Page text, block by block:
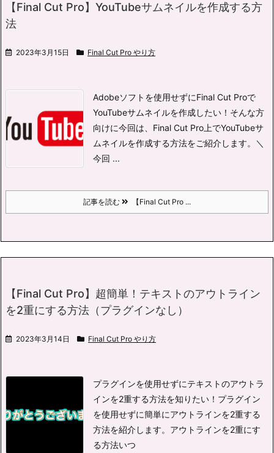
【Final Cut Pro】YouTubeサムネイルを作成する方
法
2023年3月15日 Final Cut Pro やり方
Adobeソフトを使用せずにFinal Cut Proで
YouTubeサムネイルを作成したい！ そんな方
向けに今回は、Final Cut Pro上でYouTubeサ
ムネイルを作成する方法をご紹介します。
＼
今回 ...
記事を読む 【Final Cut Pro ...
【Final Cut Pro】超簡単！テキストのアウトライン
を2重にする方法（プラグインなし）
2023年3月14日 Final Cut Pro やり方
プラグインを使用せずにテキストのアウトラ
インを2重する方法を知りたい！ プラグイン
を使用せずに簡単にアウトラインを2重する
方法を紹介します。 アウトラインを2重にす
る方法いつ